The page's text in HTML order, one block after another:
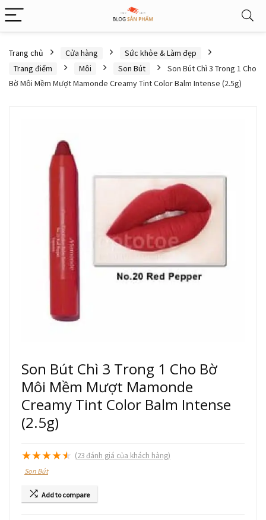
Trang chủ Cửa hàng
Sức khỏe & Làm đẹp
Trang điểm
Môi Son Bút
Son Bút Chì 3 Trong 1 Cho
Bờ Môi Mềm Mượt Mamonde Creamy Tint Color Balm Intense (2.5g)
Son Bút Chì 3 Trong 1 Cho Bờ
Môi Mềm Mượt Mamonde
Creamy Tint Color Balm Intense
(2.5g)
★★★★★ (23đánh giá của khách hàng)
Son Bút
Add to compare